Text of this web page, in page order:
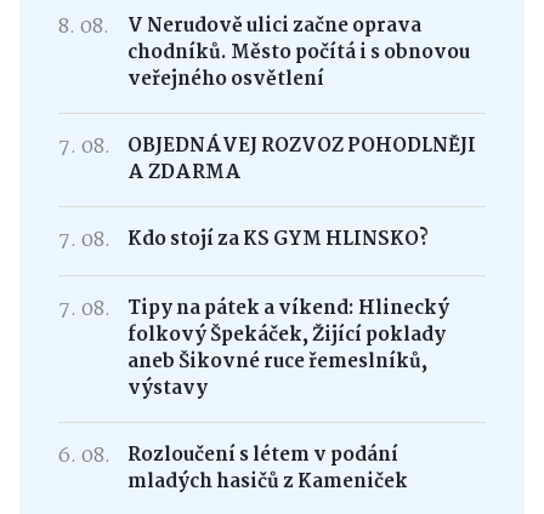
8. 08.
V Nerudově ulici začne oprava
chodníků. Město počítá i s obnovou
veřejného osvětlení
7. 08.
OBJEDNÁVEJ ROZVOZ POHODLNĚJI
A ZDARMA
7. 08. Kdo stojí za KS GYM HLINSKO?
7. 08.
Tipy na pátek a víkend: Hlinecký
folkový Špekáček, Žijící poklady
aneb Šikovné ruce řemeslníků,
výstavy
6. 08.
Rozloučení s létem v podání
mladých hasičů z Kameniček